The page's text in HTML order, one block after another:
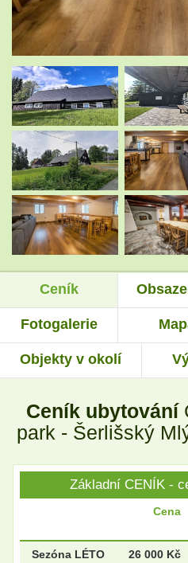
Ceník
Fotogalerie
Objekty v okolí
Ceník ubytování
park - Šerlišský
Základní CENÍK -
Cena
Sezóna LÉTO
26 000 Kč